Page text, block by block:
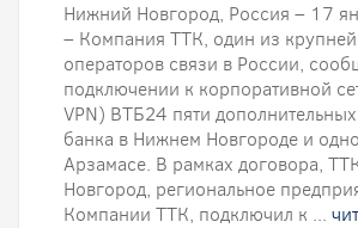
Нижний Новгород, Россия – 17
– Компания ТТК, один из
операторов связи в России,
подключении к корпоративной
VPN) ВТБ24 пяти
банка в Нижнем Новгороде и
Арзамасе. В рамках договора,
Новгород, региональное
Компании ТТК, подключил к ...